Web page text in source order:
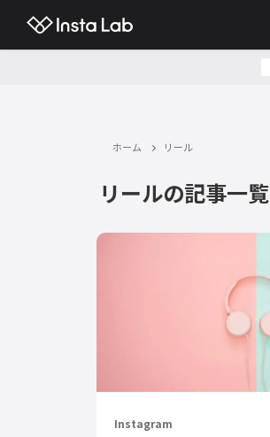
ホーム リール
リールの記事一覧
Instagram